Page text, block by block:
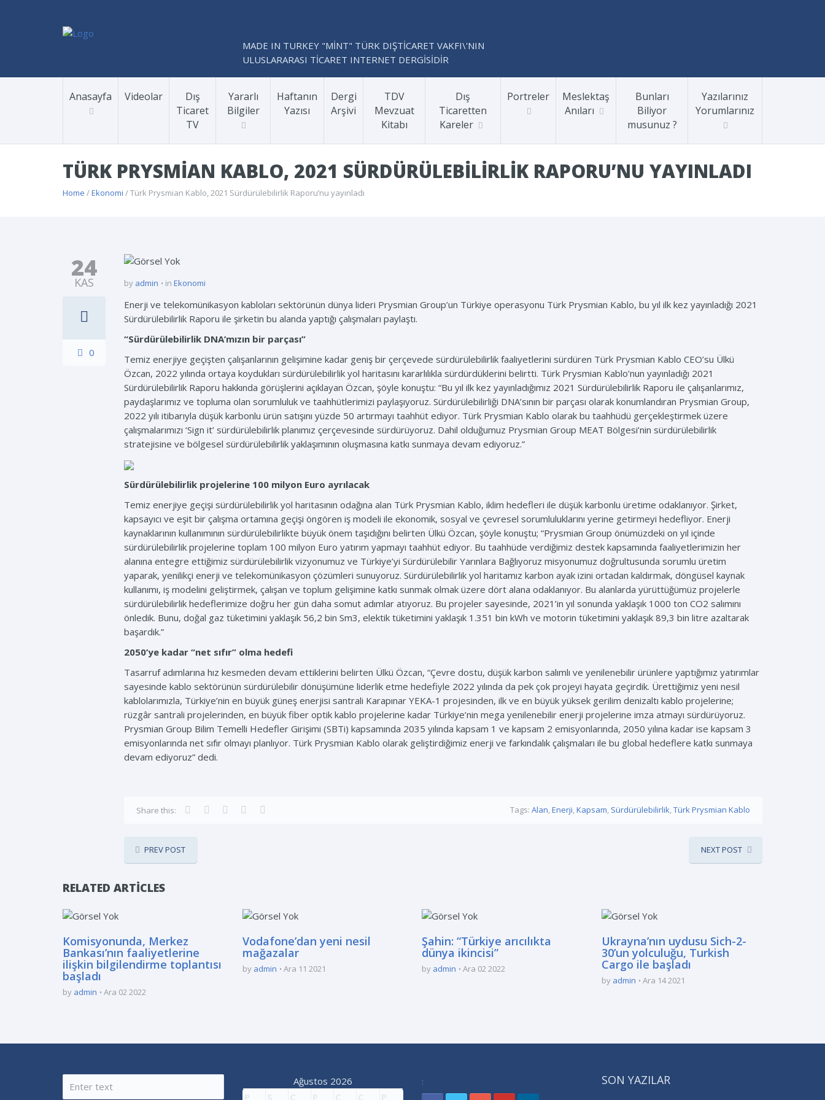
MADE IN TURKEY "MİNT" TÜRK DIŞTİCARET VAKFI\'NIN
ULUSLARARASI TİCARET INTERNET DERGİSİDİR
Anasayfa Videolar
Dış
Ticaret
TV
Yararlı
Bilgiler
Haftanın
Yazısı
Dergi
Arşivi
TDV
Mevzuat
Kitabı
Dış
Ticaretten
Kareler
Portreler
Meslektaş
Anıları
Bunları
Biliyor
musunuz ?
Yazılarınız
Yorumlarınız
TÜRK PRYSMIAN KABLO, 2021 SÜRDÜRÜLEBILIRLIK RAPORU’NU YAYINLADI
Home /Ekonomi / Türk Prysmian Kablo, 2021 Sürdürülebilirlik Raporu’nu yayınladı
24
KAS
0
by admin in Ekonomi
Enerji ve telekomünikasyon kabloları sektörünün dünya lideri Prysmian Group’un Türkiye operasyonu Türk Prysmian Kablo, bu yıl ilk kez yayınladığı 2021
Sürdürülebilirlik Raporu ile şirketin bu alanda yaptığı çalışmaları paylaştı.
“Sürdürülebilirlik DNA’mızın bir parçası”
Temiz enerjiye geçişten çalışanlarının gelişimine kadar geniş bir çerçevede sürdürülebilirlik faaliyetlerini sürdüren Türk Prysmian Kablo CEO’su Ülkü
Özcan, 2022 yılında ortaya koydukları sürdürülebilirlik yol haritasını kararlılıkla sürdürdüklerini belirtti. Türk Prysmian Kablo’nun yayınladığı 2021
Sürdürülebilirlik Raporu hakkında görüşlerini açıklayan Özcan, şöyle konuştu: “Bu yıl ilk kez yayınladığımız 2021 Sürdürülebilirlik Raporu ile çalışanlarımız,
paydaşlarımız ve topluma olan sorumluluk ve taahhütlerimizi paylaşıyoruz. Sürdürülebilirliği DNA’sının bir parçası olarak konumlandıran Prysmian Group,
2022 yılı itibarıyla düşük karbonlu ürün satışını yüzde 50 artırmayı taahhüt ediyor. Türk Prysmian Kablo olarak bu taahhüdü gerçekleştirmek üzere
çalışmalarımızı ‘Sign it’ sürdürülebilirlik planımız çerçevesinde sürdürüyoruz. Dahil olduğumuz Prysmian Group MEAT Bölgesi’nin sürdürülebilirlik
stratejisine ve bölgesel sürdürülebilirlik yaklaşımının oluşmasına katkı sunmaya devam ediyoruz.”
Sürdürülebilirlik projelerine 100 milyon Euro ayrılacak
Temiz enerjiye geçişi sürdürülebilirlik yol haritasının odağına alan Türk Prysmian Kablo, iklim hedefleri ile düşük karbonlu üretime odaklanıyor. Şirket,
kapsayıcı ve eşit bir çalışma ortamına geçişi öngören iş modeli ile ekonomik, sosyal ve çevresel sorumluluklarını yerine getirmeyi hedefliyor. Enerji
kaynaklarının kullanımının sürdürülebilirlikte büyük önem taşıdığını belirten Ülkü Özcan, şöyle konuştu; “Prysmian Group önümüzdeki on yıl içinde
sürdürülebilirlik projelerine toplam 100 milyon Euro yatırım yapmayı taahhüt ediyor. Bu taahhüde verdiğimiz destek kapsamında faaliyetlerimizin her
alanına entegre ettiğimiz sürdürülebilirlik vizyonumuz ve Türkiye’yi Sürdürülebilir Yarınlara Bağlıyoruz misyonumuz doğrultusunda sorumlu üretim
yaparak, yenilikçi enerji ve telekomünikasyon çözümleri sunuyoruz. Sürdürülebilirlik yol haritamız karbon ayak izini ortadan kaldırmak, döngüsel kaynak
kullanımı, iş modelini geliştirmek, çalışan ve toplum gelişimine katkı sunmak olmak üzere dört alana odaklanıyor. Bu alanlarda yürüttüğümüz projelerle
sürdürülebilirlik hedeflerimize doğru her gün daha somut adımlar atıyoruz. Bu projeler sayesinde, 2021’in yıl sonunda yaklaşık 1000 ton CO2 salımını
önledik. Bunu, doğal gaz tüketimini yaklaşık 56,2 bin Sm3, elektik tüketimini yaklaşık 1.351 bin kWh ve motorin tüketimini yaklaşık 89,3 bin litre azaltarak
başardık.”
2050’ye kadar “net sıfır” olma hedefi
Tasarruf adımlarına hız kesmeden devam ettiklerini belirten Ülkü Özcan, “Çevre dostu, düşük karbon salımlı ve yenilenebilir ürünlere yaptığımız yatırımlar
sayesinde kablo sektörünün sürdürülebilir dönüşümüne liderlik etme hedefiyle 2022 yılında da pek çok projeyi hayata geçirdik. Ürettiğimiz yeni nesil
kablolarımızla, Türkiye’nin en büyük güneş enerjisi santrali Karapınar YEKA-1 projesinden, ilk ve en büyük yüksek gerilim denizaltı kablo projelerine;
rüzgâr santrali projelerinden, en büyük fiber optik kablo projelerine kadar Türkiye’nin mega yenilenebilir enerji projelerine imza atmayı sürdürüyoruz.
Prysmian Group Bilim Temelli Hedefler Girişimi (SBTi) kapsamında 2035 yılında kapsam 1 ve kapsam 2 emisyonlarında, 2050 yılına kadar ise kapsam 3
emisyonlarında net sıfır olmayı planlıyor. Türk Prysmian Kablo olarak geliştirdiğimiz enerji ve farkındalık çalışmaları ile bu global hedeflere katkı sunmaya
devam ediyoruz” dedi.
Share this: Tags: Alan,Enerji,Kapsam, Sürdürülebilirlik,Türk Prysmian Kablo
PREV POST NEXT POST
RELATED ARTICLES
Komisyonunda, Merkez
Bankası’nın faaliyetlerine
ilişkin bilgilendirme toplantısı
başladı
by admin Ara 02 2022
Vodafone’dan yeni nesil
mağazalar
by admin Ara 11 2021
Şahin: “Türkiye arıcılıkta
dünya ikincisi”
by admin Ara 02 2022
Ukrayna’nın uydusu Sich-2-
30’un yolculuğu, Turkish
Cargo ile başladı
by admin Ara 14 2021
Ağustos 2026
P
S Ç P C C P
: SON YAZILAR